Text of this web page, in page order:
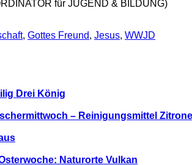
für JUGEND & BILDUNG)
, Gottes Freund, Jesus, WWJD
Drei König
– Reinigungsmittel Zitrone
Naturorte Vulkan